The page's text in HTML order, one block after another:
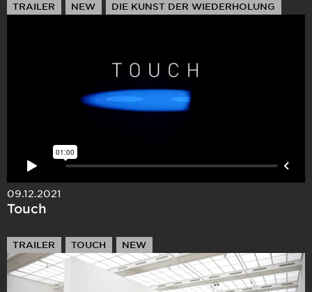
TRAILER NEW DIE KUNST DER WIEDERHOLUNG
09.12.2021
Touch
TRAILER TOUCH NEW